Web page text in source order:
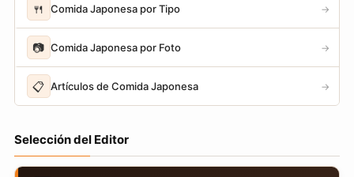
🍴 Comida Japonesa por Tipo →
📷 Comida Japonesa por Foto →
📋 Artículos de Comida Japonesa →
Selección del Editor